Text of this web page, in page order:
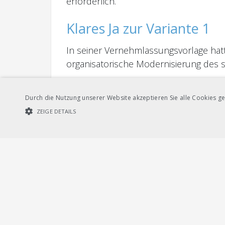
Klares Ja zur Variante 1
In seiner Vernehmlassungsvorlage
organisatorische Modernisierung des
In seiner Stellungnahme spricht sich
organisatorische Modernisierung
des EWLV und ermöglicht damit,
Binnenlogistik spielen kann. Um
Durch die Nutzung unserer Website akzeptieren Sie alle Cookies
ZEIGE DETAILS